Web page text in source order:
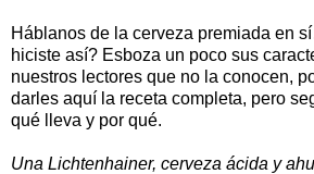
Háblanos de la cerveza premiada en
hiciste así? Esboza un poco sus
nuestros lectores que no la conocen,
darles aquí la receta completa, pero
qué lleva y por qué.
Una Lichtenhainer, cerveza ácida y